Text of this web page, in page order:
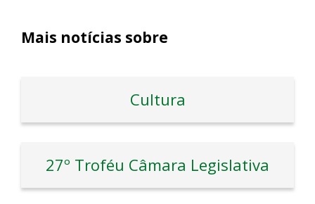
Mais notícias sobre
Cultura
27º Troféu Câmara Legislativa